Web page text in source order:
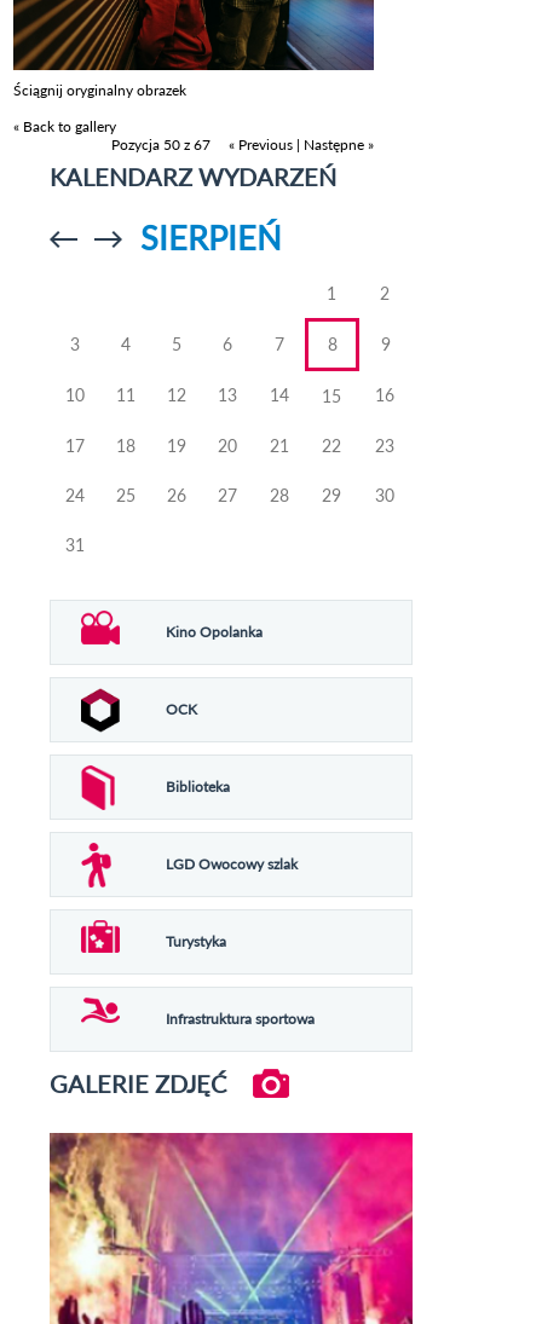
Ściągnij oryginalny obrazek
« Back to gallery
Pozycja 50 z 67
« Previous | Następne »
KALENDARZ WYDARZEŃ
Przejdź doPrzejdź do
SIERPIEŃ
1 2
3 4 5 6 7 8 9
10 11 12 13 14 15 16
17 18 19 20 21 22 23
24 25 26 27 28 29 30
31
Kino Opolanka
OCK
Biblioteka
LGD Owocowy szlak
Turystyka
Infrastruktura sportowa
GALERIE ZDJĘĆ